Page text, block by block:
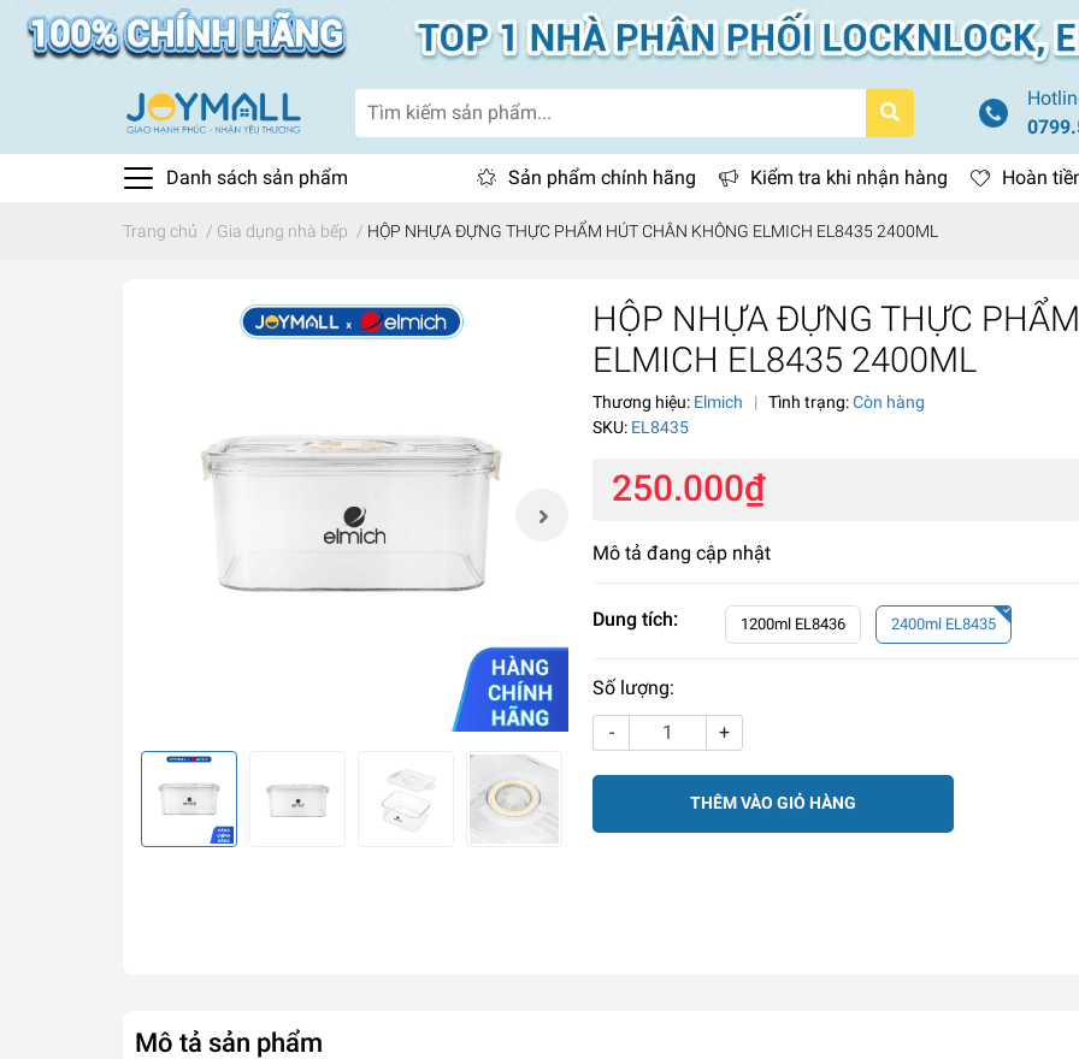
Danh sách sản phẩm Sản phẩm chính hãng Kiểm tra khi nhận hàng Hoàn
Trang chủ / Gia dụng nhà bếp / HỘP NHỰA ĐỰNG THỰC PHẨM HÚT CHÂN KHÔNG ELMICH EL8435 2400ML
HỘP NHỰA ĐỰNG THỰC
ELMICH EL8435 2400ML
Thương hiệu: Elmich | Tình trạng:Còn hàng
SKU: EL8435
250.000₫
Mô tả đang cập nhật
Dung tích: 1200ml EL8436 2400ml EL8435
Số lượng:
-
+
THÊM VÀO GIỎ HÀNG
Mô tả sản phẩm